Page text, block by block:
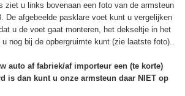
ziet u links bovenaan een foto van de armsteun
De afgebeelde pasklare voet kunt u vergelijken
u de voet gaat monteren, het dekseltje in het
nog bij de opbergruimte kunt (zie laatste foto)..
auto af fabriek/af importeur een (te korte)
is dan kunt u onze armsteun daar NIET op